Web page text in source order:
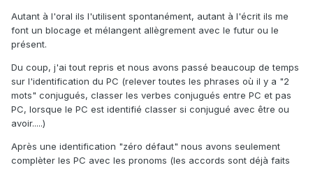
Autant à l'oral ils l'utilisent spontanément, autant à l'écrit ils me
font un blocage et mélangent allègrement avec le futur ou le
présent.
Du coup, j'ai tout repris et nous avons passé beaucoup de temps
sur l'identification du PC (relever toutes les phrases où il y a "2
mots" conjugués, classer les verbes conjugués entre PC et pas
PC, lorsque le PC est identifié classer si conjugué avec être ou
avoir.....)
Après une identification "zéro défaut" nous avons seulement
complèter les PC avec les pronoms (les accords sont déjà faits